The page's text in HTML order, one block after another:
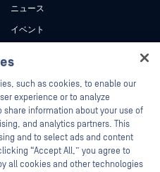
ニュース
イベント
ホワイトペーパー
無料ツール
such as cookies, to enable our
experience or to analyze
information about your use of
and analytics partners. This
and to select ads and content
“Accept All,” you agree to
all cookies and other technologies
OPSWAT virtual assistant.
you secure what's critical